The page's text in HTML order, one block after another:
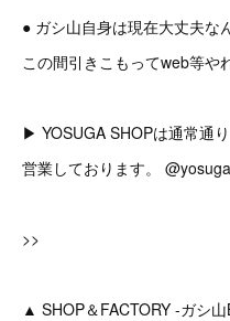
● ガシ山自身は現在大丈夫な
この間引きこもってweb等や
▶︎ YOSUGA SHOPは通常通り
営業しております。
>>
▲ SHOP＆FACTORY -ガシ